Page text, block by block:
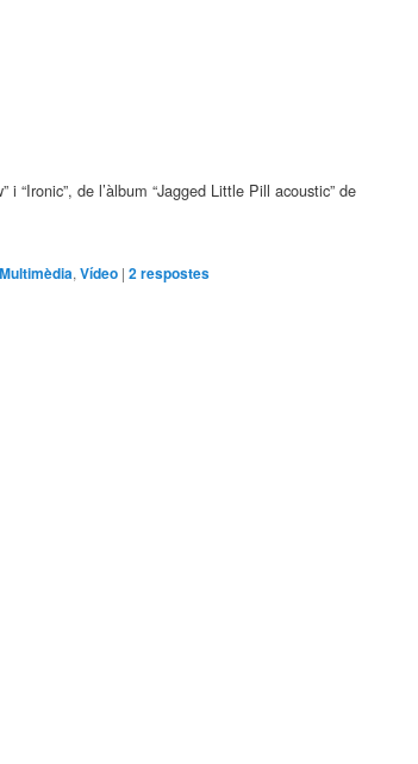
“Ironic”, de l’àlbum “Jagged Little Pill acoustic” de
Multimèdia, Vídeo | 2respostes